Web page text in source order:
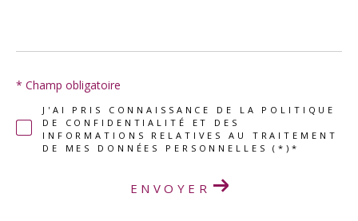
J'AI PRIS CONNAISSANCE DE LA POLITIQUE
DE CONFIDENTIALITÉ ET DES
INFORMATIONS RELATIVES AU TRAITEMENT
DE MES DONNÉES PERSONNELLES (*)*
* Champ obligatoire
ENVOYER